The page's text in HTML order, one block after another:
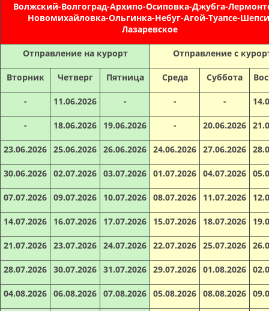
Волжский-Волгоград-Архипо-Осиповка-Джубга-
Новомихайловка-Ольгинка-Небуг-Агой-Туапсе-
Лазаревское
Отправление на курорт Отправление с
Вторник Четверг Пятница Среда Суббота
- 11.06.2026 - - -
- 18.06.2026 19.06.2026 - 20.06.2026
23.06.2026 25.06.2026 26.06.2026 24.06.2026 27.06.2026
30.06.2026 02.07.2026 03.07.2026 01.07.2026 04.07.2026
07.07.2026 09.07.2026 10.07.2026 08.07.2026 11.07.2026
14.07.2026 16.07.2026 17.07.2026 15.07.2026 18.07.2026
21.07.2026 23.07.2026 24.07.2026 22.07.2026 25.07.2026
28.07.2026 30.07.2026 31.07.2026 29.07.2026 01.08.2026
04.08.2026 06.08.2026 07.08.2026 05.08.2026 08.08.2026